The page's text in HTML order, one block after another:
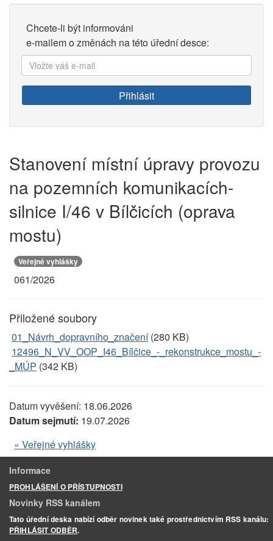
Chcete-li být informováni
e-mailem o změnách na této úřední desce:
Vložte
váš
e-
mail:
Přihlásit
Stanovení místní úpravy provozu
na pozemních komunikacích-
silnice I/46 v Bílčicích (oprava
mostu)
Veřejné vyhlášky
061/2026
Přiložené soubory
01_Návrh_dopravního_značení(280 KB)
12496_N_VV_OOP_I46_Bílčice_-_rekonstrukce_mostu_-
_MÚP (342 KB)
Datum vyvěšení: 18.06.2026
Datum sejmutí: 19.07.2026
« Veřejné vyhlášky
Informace
PROHLÁŠENÍ O PŘÍSTUPNOSTI
Novinky RSS kanálem
Tato úřední deska nabízí odběr novinek také prostřednictvím RSS kanálu:
PŘIHLÁSIT ODBĚR.